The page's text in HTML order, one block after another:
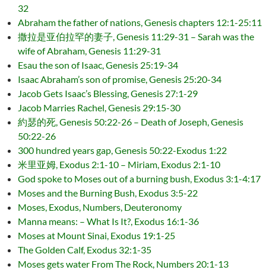
32
Abraham the father of nations, Genesis chapters 12:1-25:11
撒拉是亚伯拉罕的妻子, Genesis 11:29-31 – Sarah was the
wife of Abraham, Genesis 11:29-31
Esau the son of Isaac, Genesis 25:19-34
Isaac Abraham’s son of promise, Genesis 25:20-34
Jacob Gets Isaac’s Blessing, Genesis 27:1-29
Jacob Marries Rachel, Genesis 29:15-30
約瑟的死, Genesis 50:22-26 – Death of Joseph, Genesis
50:22-26
300 hundred years gap, Genesis 50:22-Exodus 1:22
米里亚姆, Exodus 2:1-10 – Miriam, Exodus 2:1-10
God spoke to Moses out of a burning bush, Exodus 3:1-4:17
Moses and the Burning Bush, Exodus 3:5-22
Moses, Exodus, Numbers, Deuteronomy
Manna means: – What Is It?, Exodus 16:1-36
Moses at Mount Sinai, Exodus 19:1-25
The Golden Calf, Exodus 32:1-35
Moses gets water From The Rock, Numbers 20:1-13